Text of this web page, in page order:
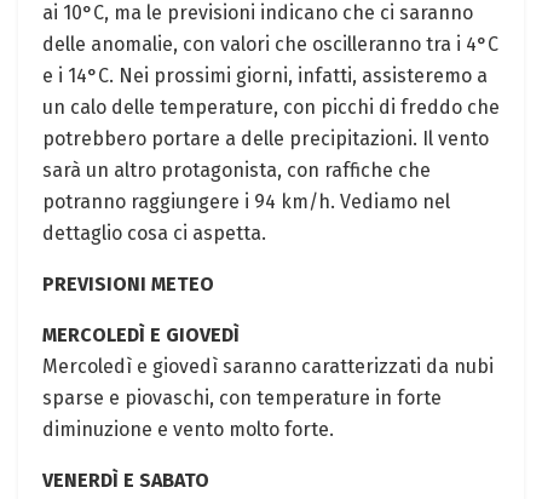
ai 10°C, ma le previsioni indicano che ci saranno
delle anomalie, con valori che oscilleranno tra i 4°C
e i 14°C. Nei prossimi giorni, infatti, assisteremo a
un calo delle temperature, con picchi di freddo che
potrebbero portare a delle precipitazioni. Il vento
sarà un altro protagonista, con raffiche che
potranno raggiungere i 94 km/h. Vediamo nel
dettaglio cosa ci aspetta.
PREVISIONI METEO
MERCOLEDÌ E GIOVEDÌ
Mercoledì e giovedì saranno caratterizzati da nubi
sparse e piovaschi, con temperature in forte
diminuzione e vento molto forte.
VENERDÌ E SABATO